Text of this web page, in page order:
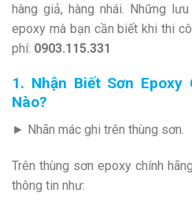
hàng giả, hàng nhái. Những
epoxy mà bạn cần biết khi thi
phí: 0903.115.331
1. Nhận Biết Sơn Epoxy
Nào?
► Nhãn mác ghi trên thùng sơn.
Trên thùng sơn epoxy chính
thông tin như: